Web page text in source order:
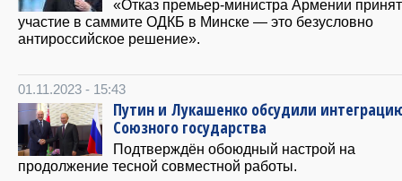
«Отказ премьер-министра Армении
участие в саммите ОДКБ в Минске — это безусловно
антироссийское решение».
01.11.2023 - 15:43
Путин и Лукашенко обсудили
Союзного государства
Подтверждён обоюдный настрой на
продолжение тесной совместной работы.